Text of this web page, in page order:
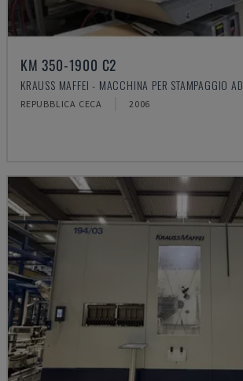
KM 350-1900 C2
KRAUSS MAFFEI - MACCHINA PER STAMPAGGIO
REPUBBLICA CECA 2006